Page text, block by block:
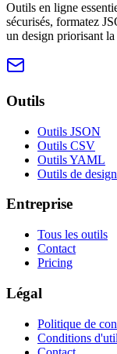
Outils en ligne
sécurisés, formatez
un design priorisant
Outils
Outils JSON
Outils CSV
Outils YAML
Outils de design
Entreprise
Tous les outils
Contact
Pricing
Légal
Politique de
Conditions